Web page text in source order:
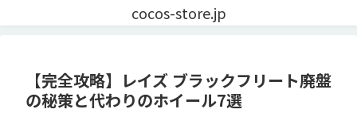
cocos-store.jp
【完全攻略】レイズ ブラックフリート廃盤
の秘策と代わりのホイール7選